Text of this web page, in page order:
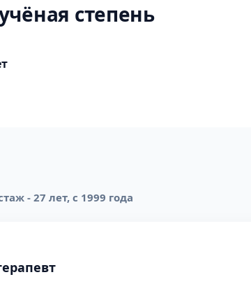
степень
- 27 лет, с 1999 года